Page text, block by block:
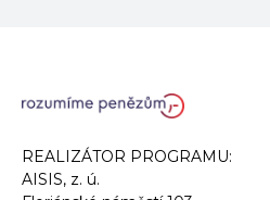
REALIZÁTOR PROGRAMU:
AISIS, z. ú.